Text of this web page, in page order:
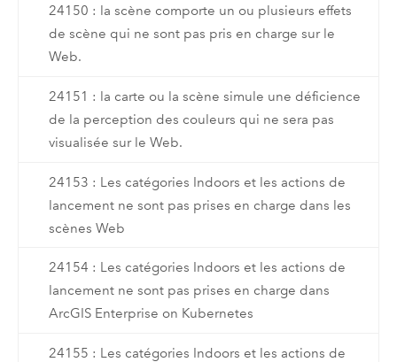
24150 : la scène comporte un ou plusieurs effets
de scène qui ne sont pas pris en charge sur le
Web.
24151 : la carte ou la scène simule une déficience
de la perception des couleurs qui ne sera pas
visualisée sur le Web.
24153 : Les catégories Indoors et les actions de
lancement ne sont pas prises en charge dans les
scènes Web
24154 : Les catégories Indoors et les actions de
lancement ne sont pas prises en charge dans
ArcGIS Enterprise on Kubernetes
24155 : Les catégories Indoors et les actions de